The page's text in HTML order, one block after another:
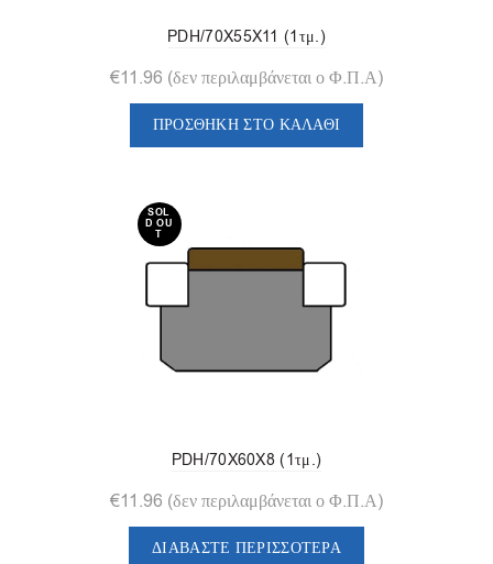
PDH/70X55X11 (1τμ.)
€11.96 (δεν περιλαμβάνεται ο Φ.Π.Α)
ΠΡΟΣΘΉΚΗ ΣΤΟ ΚΑΛΆΘΙ
SOL
D OU
T
PDH/70X60X8 (1τμ.)
€11.96 (δεν περιλαμβάνεται ο Φ.Π.Α)
ΔΙΑΒΆΣΤΕ ΠΕΡΙΣΣΌΤΕΡΑ